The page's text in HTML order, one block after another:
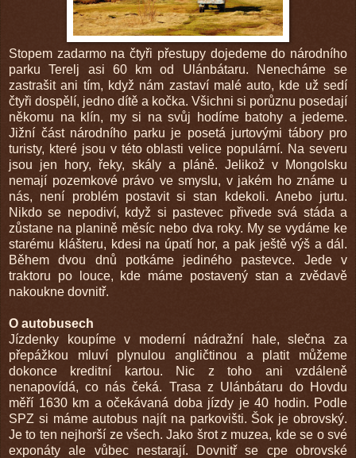
Stopem zadarmo na čtyři přestupy dojedeme do národního
parku Terelj asi 60 km od Ulánbátaru. Nenecháme se
zastrašit ani tím, když nám zastaví malé auto, kde už sedí
čtyři dospělí, jedno dítě a kočka. Všichni si porůznu posedají
někomu na klín, my si na svůj hodíme batohy a jedeme.
Jižní část národního parku je posetá jurtovými tábory pro
turisty, které jsou v této oblasti velice populární. Na severu
jsou jen hory, řeky, skály a pláně. Jelikož v Mongolsku
nemají pozemkové právo ve smyslu, v jakém ho známe u
nás, není problém postavit si stan kdekoli. Anebo jurtu.
Nikdo se nepodiví, když si pastevec přivede svá stáda a
zůstane na planině měsíc nebo dva roky. My se vydáme ke
starému klášteru, kdesi na úpatí hor, a pak ještě výš a dál.
Během dvou dnů potkáme jediného pastevce. Jede v
traktoru po louce, kde máme postavený stan a zvědavě
nakoukne dovnitř.
O autobusech
Jízdenky koupíme v moderní nádražní hale, slečna za
přepážkou mluví plynulou angličtinou a platit můžeme
dokonce kreditní kartou. Nic z toho ani vzdáleně
nenapovídá, co nás čeká. Trasa z Ulánbátaru do Hovdu
měří 1630 km a očekávaná doba jízdy je 40 hodin. Podle
SPZ si máme autobus najít na parkovišti. Šok je obrovský.
Je to ten nejhorší ze všech. Jako šrot z muzea, kde se o své
exponáty ale vůbec nestarají. Dovnitř se cpe obrovské